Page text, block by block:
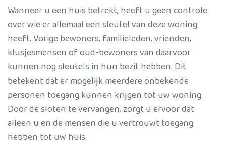
Wanneer u een huis betrekt, heeft u geen controle
over wie er allemaal een sleutel van deze woning
heeft. Vorige bewoners, familieleden, vrienden,
klusjesmensen of oud-bewoners van daarvoor
kunnen nog sleutels in hun bezit hebben. Dit
betekent dat er mogelijk meerdere onbekende
personen toegang kunnen krijgen tot uw woning.
Door de sloten te vervangen, zorgt u ervoor dat
alleen u en de mensen die u vertrouwt toegang
hebben tot uw huis.